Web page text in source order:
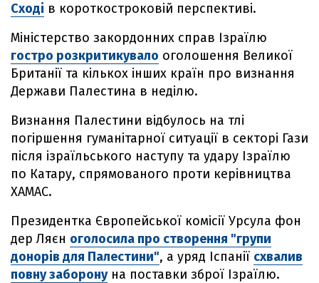
Сході в короткостроковій перспективі.
Міністерство закордонних справ Ізраїлю
гостро розкритикувало оголошення Великої
Британії та кількох інших країн про визнання
Держави Палестина в неділю.
Визнання Палестини відбулось на тлі
погіршення гуманітарної ситуації в секторі Гази
після ізраїльського наступу та удару Ізраїлю
по Катару, спрямованого проти керівництва
ХАМАС.
Президентка Європейської комісії Урсула фон
дер Ляєн оголосила про створення "групи
донорів для Палестини", а уряд Іспанії схвалив
повну заборонуна поставки зброї Ізраїлю.